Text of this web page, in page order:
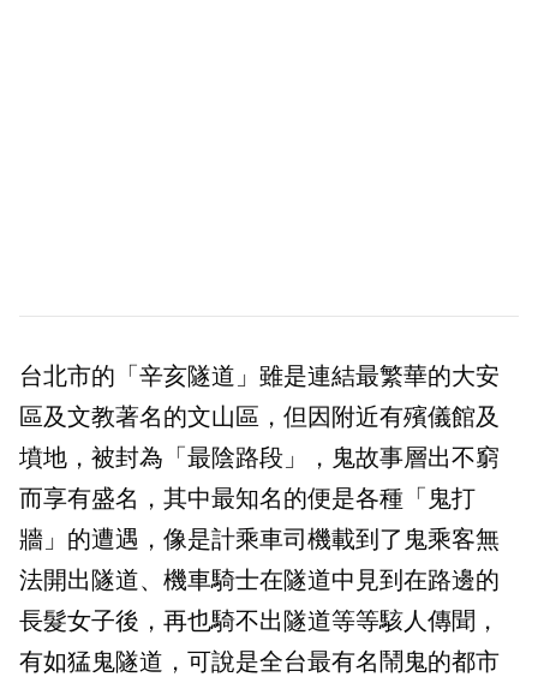
台北市的「辛亥隧道」雖是連結最繁華的大安
區及文教著名的文山區，但因附近有殯儀館及
墳地，被封為「最陰路段」，鬼故事層出不窮
而享有盛名，其中最知名的便是各種「鬼打
牆」的遭遇，像是計乘車司機載到了鬼乘客無
法開出隧道、機車騎士在隧道中見到在路邊的
長髮女子後，再也騎不出隧道等等駭人傳聞，
有如猛鬼隧道，可說是全台最有名鬧鬼的都市